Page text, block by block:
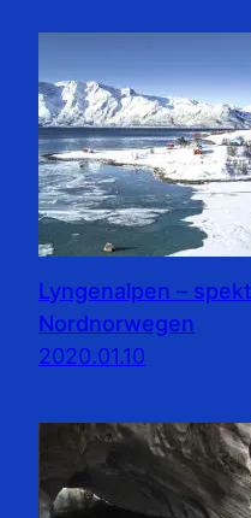
Lyngenalpen –
Nordnorwegen
2020.01.10